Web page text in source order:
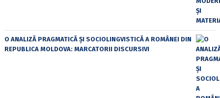
O ANALIZĂ PRAGMATICĂ ȘI SOCIOLINGVISTICĂ A ROMÂNEI DIN
REPUBLICA MOLDOVA: MARCATORII DISCURSIVI